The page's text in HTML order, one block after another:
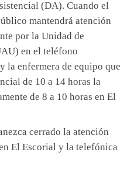
(DA). Cuando el
mantendrá atención
por la Unidad de
en el teléfono
la enfermera de equipo que
de 10 a 14 horas la
de 8 a 10 horas en El
cerrado la atención
El Escorial y la telefónica